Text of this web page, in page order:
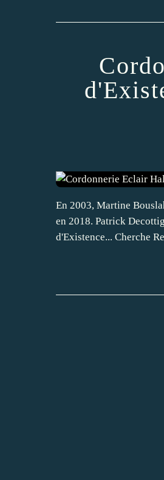
En 2003, Martine
en 2018. Patrick
d'Existence... Cherche